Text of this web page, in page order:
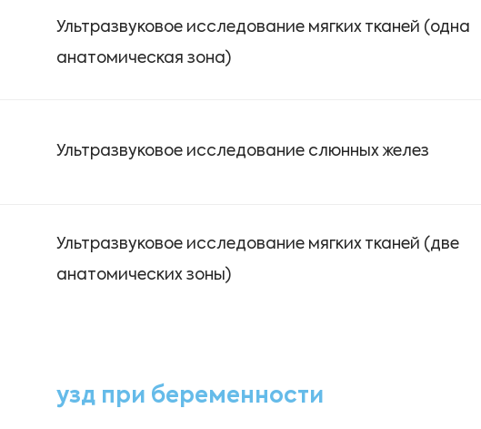
Ультразвуковое исследование мягких тканей (одна
анатомическая зона)
Ультразвуковое исследование слюнных желез
Ультразвуковое исследование мягких тканей (две
анатомических зоны)
узд при беременности